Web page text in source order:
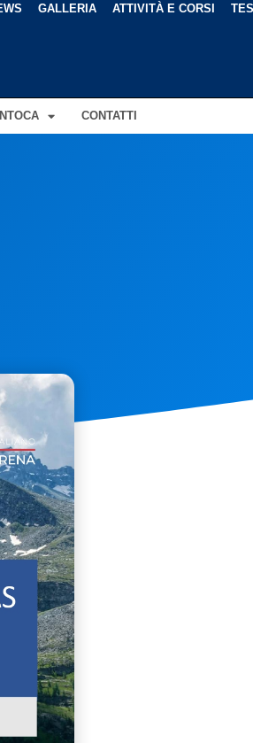
GALLERIA ATTIVITÀ E CORSI
CONTATTI